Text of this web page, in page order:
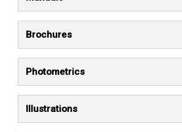
Brochures
Photometrics
Illustrations